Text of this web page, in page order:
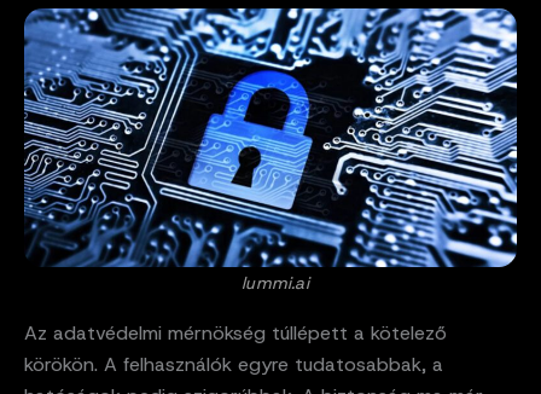
lummi.ai
Az adatvédelmi mérnökség túllépett a kötelező
körökön. A felhasználók egyre tudatosabbak, a